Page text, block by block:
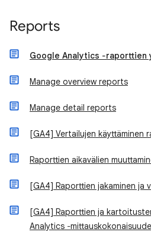
Reports
Google Analytics ‐raporttien
Manage overview reports
Manage detail reports
[GA4] Vertailujen käyttäminen
Raporttien aikavälien
[GA4] Raporttien jakaminen ja
[GA4] Raporttien ja
Analytics